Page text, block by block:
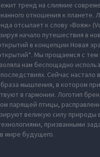
тренд на слияние
отношения к планете.
отсылает к слову «Вояж»
начало путешествия в
в концепции Новая эра
Мы прощаемся с
нам беспощадно
Сейчас настало
мышления, в котором
в гармонии. Логотип
парящей птицы,
великую силу природы
призванными
мире будущего.